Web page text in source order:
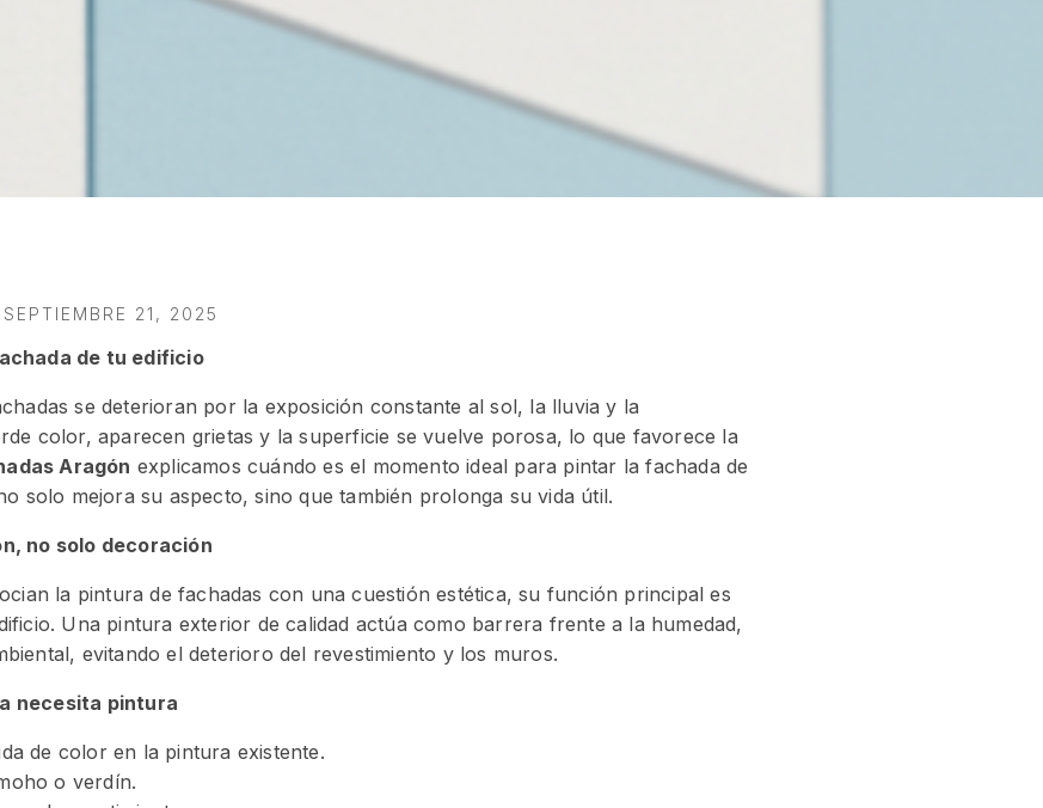
SEPTIEMBRE 21, 2025
de tu edificio
se deterioran por la exposición constante al sol, la lluvia y la
color, aparecen grietas y la superficie se vuelve porosa, lo que favorece la
Aragón explicamos cuándo es el momento ideal para pintar la fachada de
solo mejora su aspecto, sino que también prolonga su vida útil.
no solo decoración
la pintura de fachadas con una cuestión estética, su función principal es
Una pintura exterior de calidad actúa como barrera frente a la humedad,
evitando el deterioro del revestimiento y los muros.
necesita pintura
de color en la pintura existente.
o verdín.